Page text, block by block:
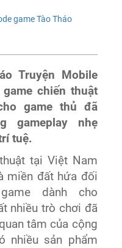
game Tào Tháo
Truyện Mobile
chiến thuật
game thủ đã
gameplay nhẹ
tuệ.
tại Việt Nam
miền đất hứa đối
dành cho
nhiều trò chơi đã
tâm của cộng
nhiều sản phẩm